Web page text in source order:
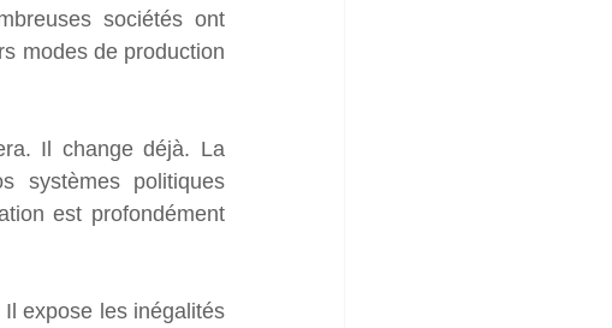
sociétés ont
modes de production
Il change déjà. La
systèmes politiques
est profondément
expose les inégalités